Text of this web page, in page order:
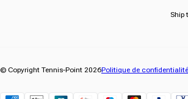
Ship
© Copyright Tennis-Point 2026Politique de confidentialité